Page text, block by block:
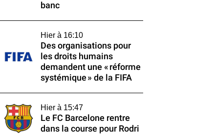
banc
Hier à 16:10
Des organisations pour
les droits humains
demandent une « réforme
systémique » de la FIFA
Hier à 15:47
Le FC Barcelone rentre
dans la course pour Rodri